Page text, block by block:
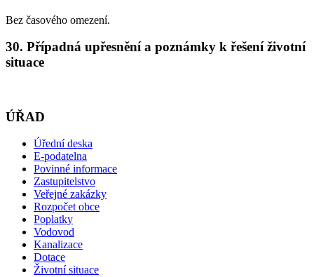
Bez časového omezení.
30. Případná upřesnění a poznámky k řešení životní
situace
ÚŘAD
Úřední deska
E-podatelna
Povinné informace
Zastupitelstvo
Veřejné zakázky
Rozpočet obce
Poplatky
Vodovod
Kanalizace
Dotace
Životní situace